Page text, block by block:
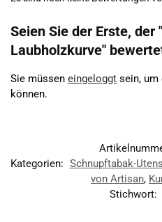
Seien Sie der Erste, der
Laubholzkurve"
Sie müssen eingeloggt sein, um
können.
Kategorien: Schnupftabak-
von Artisan,
Stichwort: